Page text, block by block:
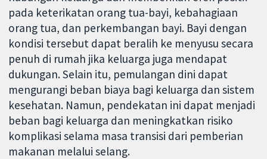
pada keterikatan orang tua-bayi, kebahagiaan
orang tua, dan perkembangan bayi. Bayi dengan
kondisi tersebut dapat beralih ke menyusu secara
penuh di rumah jika keluarga juga mendapat
dukungan. Selain itu, pemulangan dini dapat
mengurangi beban biaya bagi keluarga dan sistem
kesehatan. Namun, pendekatan ini dapat menjadi
beban bagi keluarga dan meningkatkan risiko
komplikasi selama masa transisi dari pemberian
makanan melalui selang.